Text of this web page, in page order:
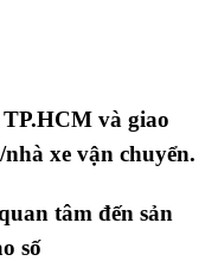
và giao
xe vận chuyển.
tâm đến sản
số